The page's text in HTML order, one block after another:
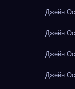
Джейн
Джейн
Джейн
Джейн